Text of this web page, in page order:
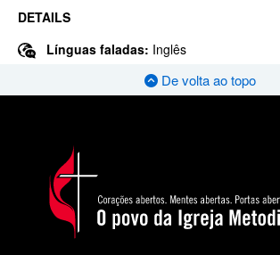
DETAILS
Línguas faladas: Inglês
De volta ao topo